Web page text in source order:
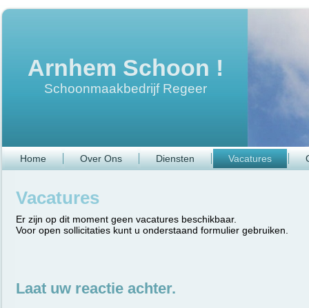
Arnhem Schoon !
Schoonmaakbedrijf Regeer
Home Over Ons Diensten Vacatures
Vacatures
Er zijn op dit moment geen vacatures beschikbaar.
Voor open sollicitaties kunt u onderstaand formulier gebruiken.
Laat uw reactie achter.